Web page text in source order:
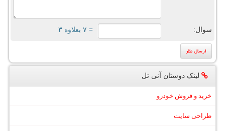
سوال: = ۷ بعلاوه ۳
لینک دوستان آنی تل
خرید و فروش خودرو
طراحی سایت